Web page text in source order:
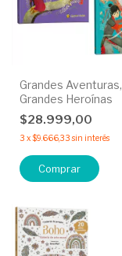
Grandes Aventuras,
Grandes Heroínas
$28.999,00
3 x$9.666,33 sin interés
Comprar